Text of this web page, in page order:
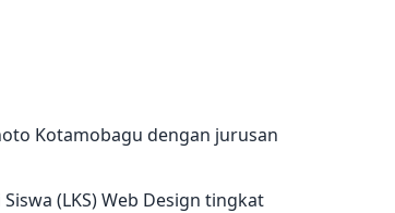
Kotamobagu dengan jurusan
(LKS) Web Design tingkat